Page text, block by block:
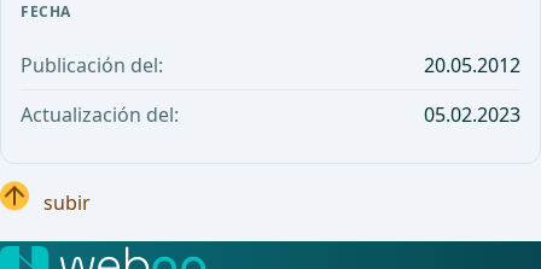
FECHA
Publicación del:
20.05.2012
Actualización del:
05.02.2023
subir